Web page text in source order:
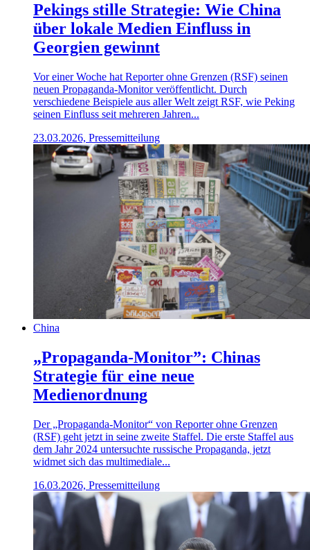
Pekings stille Strategie: Wie China
über lokale Medien Einfluss in
Georgien gewinnt
Vor einer Woche hat Reporter ohne Grenzen (RSF) seinen
neuen Propaganda-Monitor veröffentlicht. Durch
verschiedene Beispiele aus aller Welt zeigt RSF, wie Peking
seinen Einfluss seit mehreren Jahren...
23.03.2026, Pressemitteilung
China
„Propaganda-Monitor”: Chinas
Strategie für eine neue
Medienordnung
Der „Propaganda-Monitor“ von Reporter ohne Grenzen
(RSF) geht jetzt in seine zweite Staffel. Die erste Staffel aus
dem Jahr 2024 untersuchte russische Propaganda, jetzt
widmet sich das multimediale...
16.03.2026, Pressemitteilung